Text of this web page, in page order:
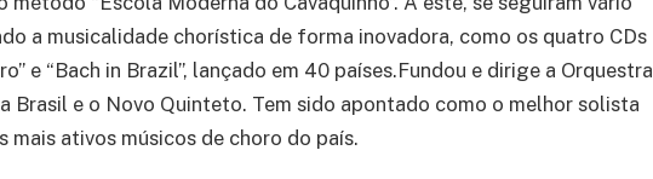
a musicalidade chorística de forma inovadora, como os quatro CDs
e “Bach in Brazil”, lançado em 40 países.Fundou e dirige a Orquestra
Brasil e o Novo Quinteto. Tem sido apontado como o melhor solista
mais ativos músicos de choro do país.